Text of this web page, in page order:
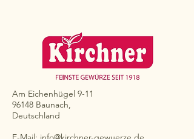
Am Eichenhügel 9-11
96148 Baunach,
Deutschland